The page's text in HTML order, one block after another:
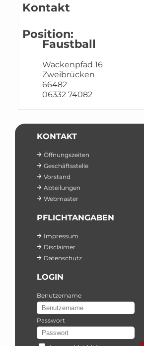
Kontakt
Position:
Faustball
Wackenpfad 16
Zweibrücken
66482
06332 74082
KONTAKT
Öffnungszeiten
Geschäftsstelle
Vorstand
Abteilungen
Webmaster
PFLICHTANGABEN
Impressum
Disclaimer
Datenschutz
LOGIN
Benutzername
Passwort